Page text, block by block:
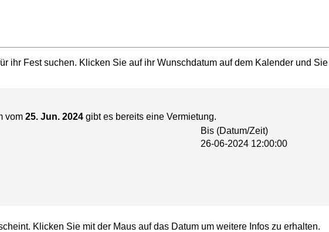
ihr Fest suchen. Klicken Sie auf ihr Wunschdatum auf dem Kalender und
vom 25. Jun. 2024 gibt es bereits eine Vermietung.
Bis (Datum/Zeit)
26-06-2024 12:00:00
Klicken Sie mit der Maus auf das Datum um weitere Infos zu erhalten.